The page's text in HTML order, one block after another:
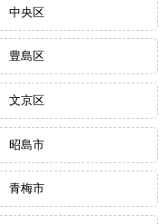
中央区
豊島区
文京区
昭島市
青梅市